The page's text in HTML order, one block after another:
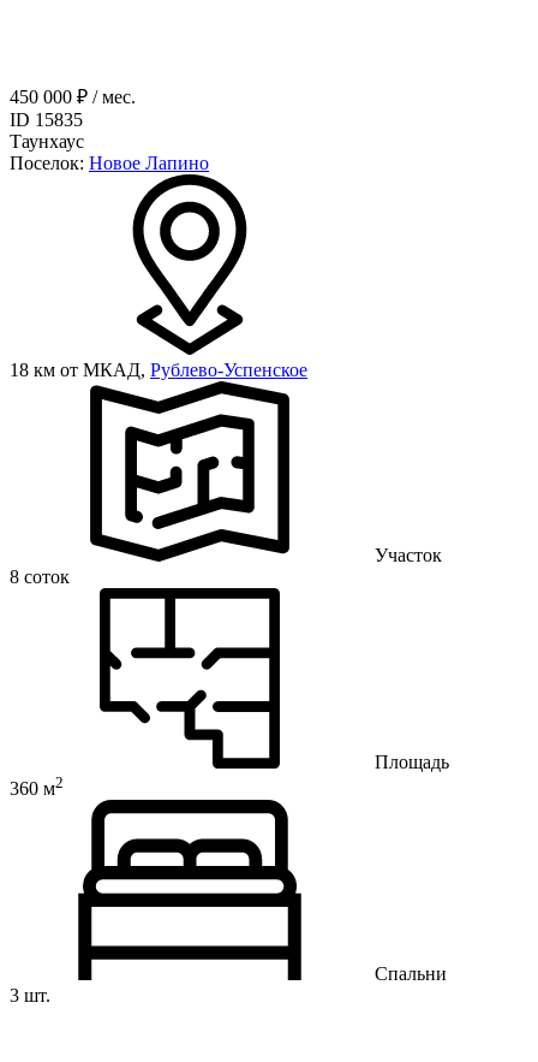
450 000 ₽ / мес.
ID 15835
Таунхаус
Поселок: Новое Лапино
18 км от МКАД, Рублево-Успенское
Участок
8 соток
Площадь
360 м2
Спальни
3 шт.